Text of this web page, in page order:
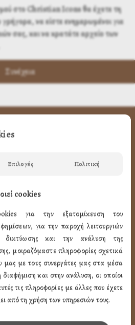
στο Christian Icons θα έχετε τη
να είστε ενημερωμένοι για
σας, και να κρατάτε αρχείο των
LINK
Προφίλ
Επικοινωνία
ΧΡΉΣΗΣ
να παραγγείλω
να Πληρώσω
& Αντικαταβολή
Αλλάζω την Παραγγελία
Επιλογές Πολιτική
cookies
για την εξατομίκευση του
για την παροχή λειτουργιών
δικτύωσης και την ανάλυση της
μοιραζόμαστε πληροφορίες σχετικά
μας με τους συνεργάτες μας στα μέσα
και στην ανάλυση, οι οποίοι
τις πληροφορίες με άλλες που έχετε
από τη χρήση των υπηρεσιών τους.